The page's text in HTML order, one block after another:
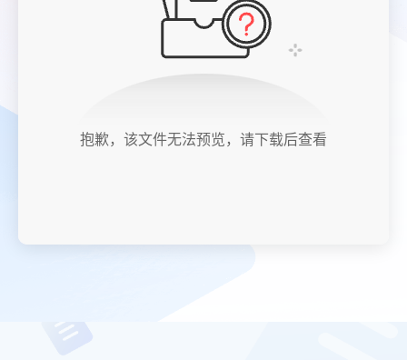
抱歉，该文件无法预览，请下载后查看